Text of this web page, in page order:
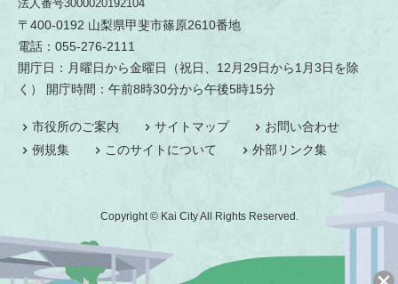
法人番号3000020192104
〒400-0192 山梨県甲斐市篠原2610番地
電話：055-276-2111
開庁日：月曜日から金曜日（祝日、12月29日から1月3日を除
く） 開庁時間：午前8時30分から午後5時15分
市役所のご案内 サイトマップ
お問い合わせ
例規集
このサイトについて 外部リンク集
Copyright © Kai City All Rights Reserved.